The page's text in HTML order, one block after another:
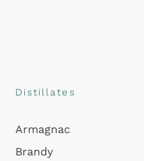
Distillates
Armagnac
Brandy